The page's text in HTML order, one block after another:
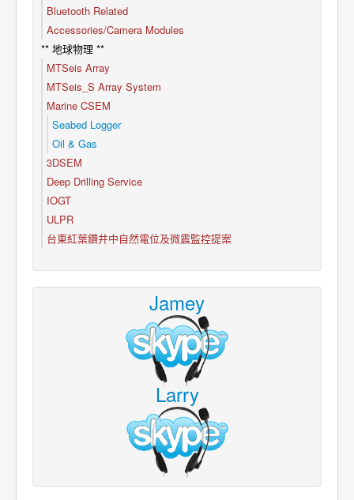
Bluetooth Related
Accessories/Camera Modules
** 地球物理 **
MTSeis Array
MTSeis_S Array System
Marine CSEM
Seabed Logger
Oil & Gas
3DSEM
Deep Drilling Service
IOGT
ULPR
台東紅葉鑽井中自然電位及微震監控提案
Jamey
Larry